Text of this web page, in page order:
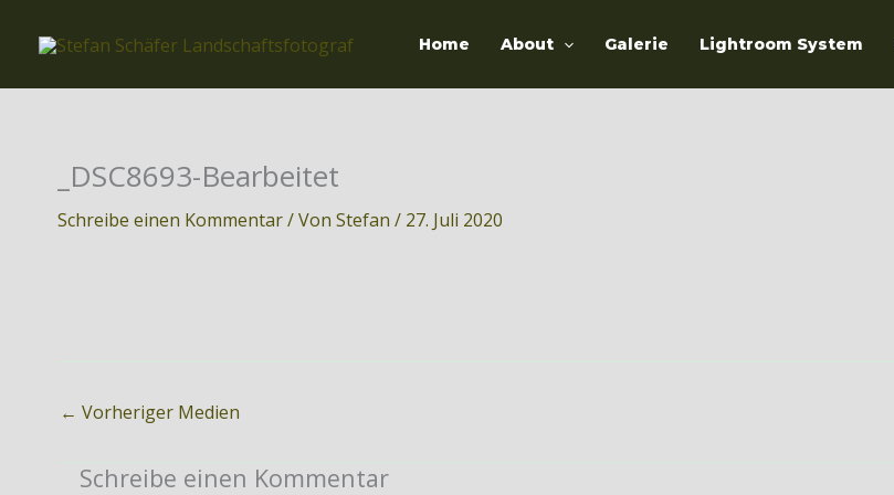
Inhalt
Home About Galerie Lightroom System
_DSC8693-Bearbeitet
Schreibe einen Kommentar/ Von Stefan / 27. Juli 2020
← Vorheriger Medien
Schreibe einen Kommentar